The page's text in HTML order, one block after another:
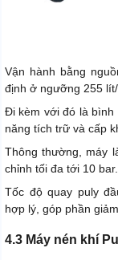
Vận hành bằng
định ở ngưỡng 255
Đi kèm với đó là bình
năng tích trữ và cấp
Thông thường, máy
chỉnh tối đa tới 10 bar.
Tốc độ quay puly
hợp lý, góp phần
4.3 Máy nén khí